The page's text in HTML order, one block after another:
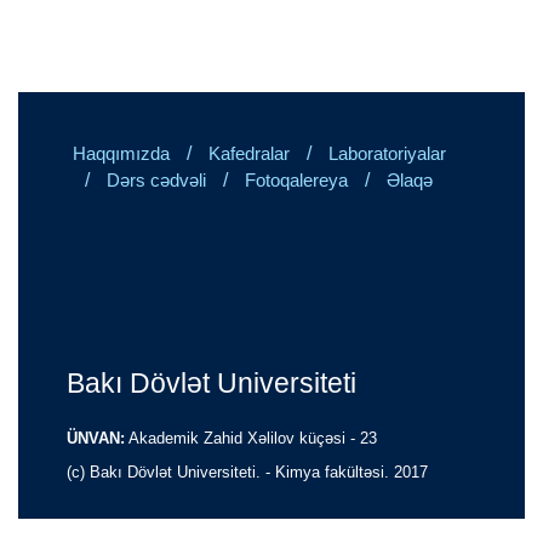
Haqqımızda / Kafedralar / Laboratoriyalar
/ Dərs cədvəli / Fotoqalereya / Əlaqə
Bakı Dövlət Universiteti
ÜNVAN: Akademik Zahid Xəlilov küçəsi - 23
(c) Bakı Dövlət Universiteti. - Kimya fakültəsi. 2017